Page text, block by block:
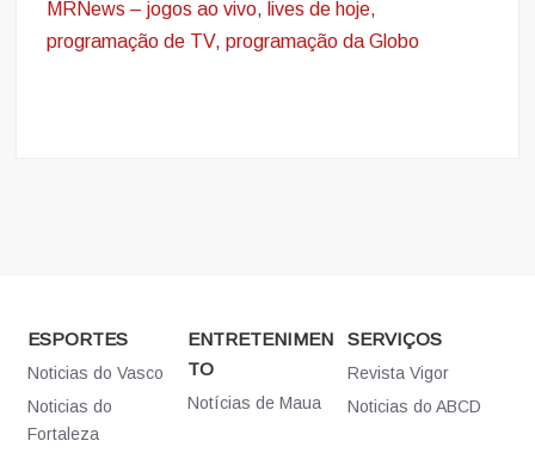
MRNews – jogos ao vivo, lives de hoje,
programação de TV, programação da Globo
ESPORTES
Noticias do Vasco
Noticias do
Fortaleza
ENTRETENIMEN
TO
Notícias de Maua
SERVIÇOS
Revista Vigor
Noticias do ABCD